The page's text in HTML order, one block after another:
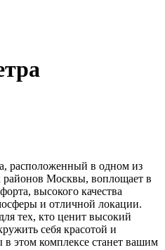
расположенный в одном из
Москвы, воплощает в
высокого качества
и отличной локации.
тех, кто ценит высокий
себя красотой и
этом комплексе станет вашим